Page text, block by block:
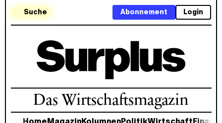
Suche Login
Abonnement
Das Wirtschaftsmagazin